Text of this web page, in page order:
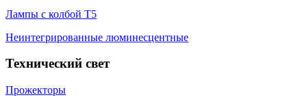
Лампы с колбой Т5
Неинтегрированные люминесцентные
Технический свет
Прожекторы